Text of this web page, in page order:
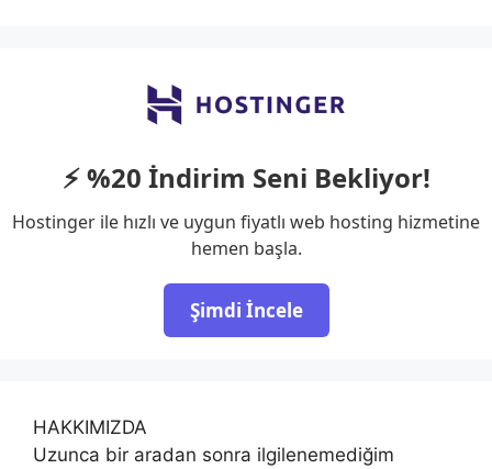
⚡ %20 İndirim Seni Bekliyor!
Hostinger ile hızlı ve uygun fiyatlı web hosting hizmetine
hemen başla.
Şimdi İncele
HAKKIMIZDA
Uzunca bir aradan sonra ilgilenemediğim